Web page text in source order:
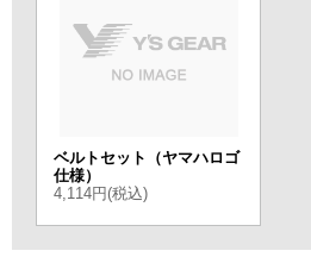
ベルトセット（ヤマハロゴ
仕様）
4,114円(税込)